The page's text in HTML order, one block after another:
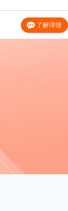
了解详情